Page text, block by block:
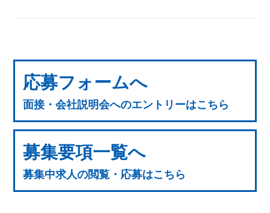
応募フォームへ
面接・会社説明会へのエントリーはこちら
募集要項一覧へ
募集中求人の閲覧・応募はこちら